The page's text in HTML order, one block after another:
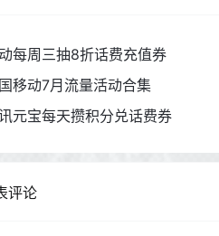
每周三抽8折话费充值券
移动7月流量活动合集
元宝每天攒积分兑话费券
评论